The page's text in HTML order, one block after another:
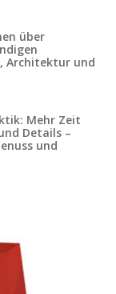
über
Architektur und
Mehr Zeit
Details –
und